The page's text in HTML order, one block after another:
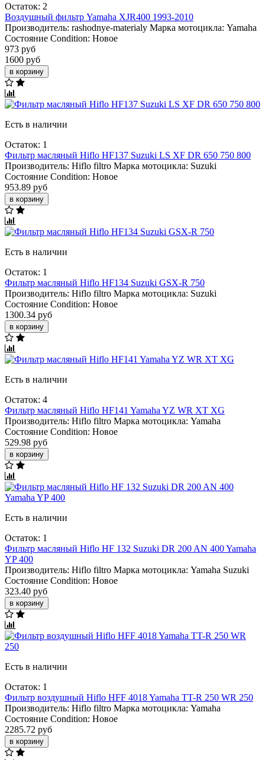
Остаток: 2
Воздушный фильтр Yamaha XJR400 1993-2010
Производитель: rashodnye-materialy Марка мотоцикла: Yamaha
Состояние Condition: Новое
973 руб
1600 руб
в корзину
Есть в наличии
Остаток: 1
Фильтр масляный Hiflo HF137 Suzuki LS XF DR 650 750 800
Производитель: Hiflo filtro Марка мотоцикла: Suzuki
Состояние Condition: Новое
953.89 руб
в корзину
Есть в наличии
Остаток: 1
Фильтр масляный Hiflo HF134 Suzuki GSX-R 750
Производитель: Hiflo filtro Марка мотоцикла: Suzuki
Состояние Condition: Новое
1300.34 руб
в корзину
Есть в наличии
Остаток: 4
Фильтр масляный Hiflo HF141 Yamaha YZ WR XT XG
Производитель: Hiflo filtro Марка мотоцикла: Yamaha
Состояние Condition: Новое
529.98 руб
в корзину
Есть в наличии
Остаток: 1
Фильтр масляный Hiflo HF 132 Suzuki DR 200 AN 400 Yamaha
YP 400
Производитель: Hiflo filtro Марка мотоцикла: Yamaha Suzuki
Состояние Condition: Новое
323.40 руб
в корзину
Есть в наличии
Остаток: 1
Фильтр воздушный Hiflo HFF 4018 Yamaha TT-R 250 WR 250
Производитель: Hiflo filtro Марка мотоцикла: Yamaha
Состояние Condition: Новое
2285.72 руб
в корзину